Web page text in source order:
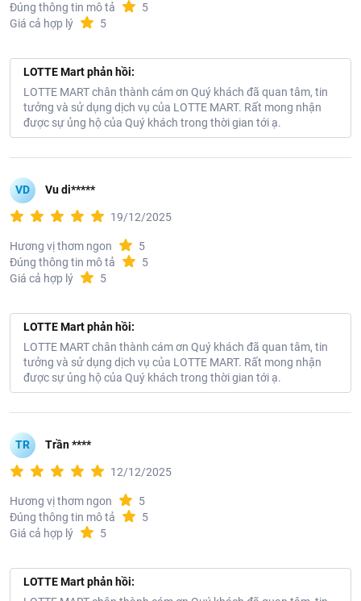
Đúng thông tin mô tả
5
Giá cả hợp lý
5
LOTTE Mart phản hồi:
LOTTE MART chân thành cám ơn Quý khách đã quan tâm, tin
tưởng và sử dụng dịch vụ của LOTTE MART. Rất mong nhận
được sự ủng hộ của Quý khách trong thời gian tới ạ.
VD Vu di*****
19/12/2025
Hương vị thơm ngon
5
Đúng thông tin mô tả
5
Giá cả hợp lý
5
LOTTE Mart phản hồi:
LOTTE MART chân thành cám ơn Quý khách đã quan tâm, tin
tưởng và sử dụng dịch vụ của LOTTE MART. Rất mong nhận
được sự ủng hộ của Quý khách trong thời gian tới ạ.
TR Trần ****
12/12/2025
Hương vị thơm ngon
5
Đúng thông tin mô tả
5
Giá cả hợp lý
5
LOTTE Mart phản hồi: